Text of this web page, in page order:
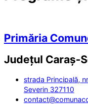
Primăria
Județul Caraș-
strada Principală,
Severin 327110